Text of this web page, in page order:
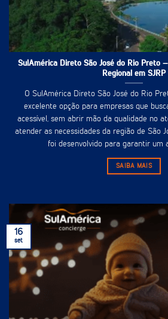
SulAmérica Direto São José do Rio Preto
Regional em SJRP
O SulAmérica Direto São José do Rio
excelente opção para empresas que
acessível, sem abrir mão da qualidade no
atender as necessidades da região de São
foi desenvolvido para garantir um
SAIBA MAIS
16
set